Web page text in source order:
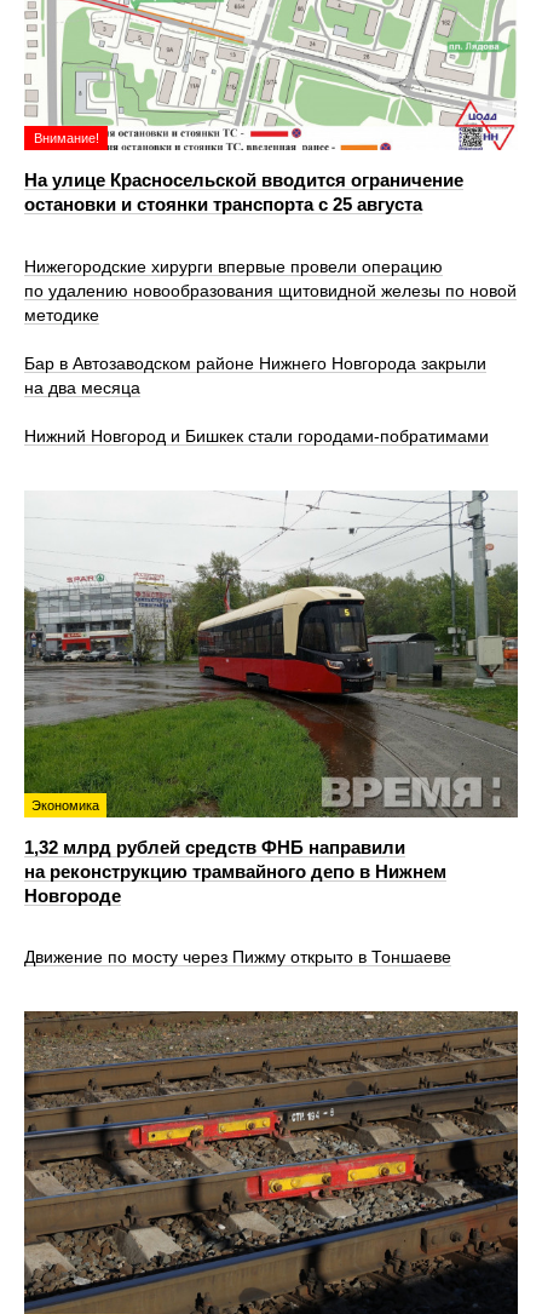
Внимание!
На улице Красносельской вводится ограничение
остановки и стоянки транспорта с 25 августа
Нижегородские хирурги впервые провели операцию
по удалению новообразования щитовидной железы по новой
методике
Бар в Автозаводском районе Нижнего Новгорода закрыли
на два месяца
Нижний Новгород и Бишкек стали городами-побратимами
Экономика
1,32 млрд рублей средств ФНБ направили
на реконструкцию трамвайного депо в Нижнем
Новгороде
Движение по мосту через Пижму открыто в Тоншаеве